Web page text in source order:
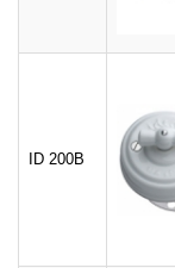
ID 200B